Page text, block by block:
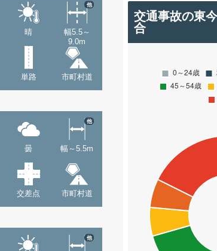
晴
幅5.5～
9.0m
他
単路 市町村道
曇 幅～5.5m
他
交差点 市町村道
他
交通事故の東
合